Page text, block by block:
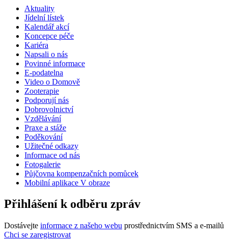
Aktuality
Jídelní lístek
Kalendář akcí
Koncepce péče
Kariéra
Napsali o nás
Povinné informace
E-podatelna
Video o Domově
Zooterapie
Podporují nás
Dobrovolnictví
Vzdělávání
Praxe a stáže
Poděkování
Užitečné odkazy
Informace od nás
Fotogalerie
Půjčovna kompenzačních pomůcek
Mobilní aplikace V obraze
Přihlášení k odběru zpráv
Dostávejte informace z našeho webu prostřednictvím SMS a e-mailů
Chci se zaregistrovat